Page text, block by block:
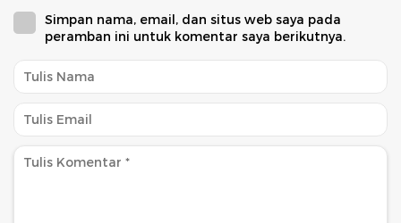
Simpan nama, email, dan situs web saya pada
peramban ini untuk komentar saya berikutnya.